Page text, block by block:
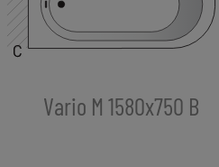
Vario M 1580x750 B